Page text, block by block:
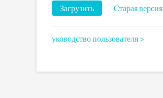
Загрузить Старая версия
уководство пользователя >